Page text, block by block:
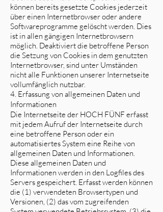
können bereits gesetzte Cookies jederzeit
über einen Internetbrowser oder andere
Softwareprogramme gelöscht werden. Dies
ist in allen gängigen Internetbrowsern
möglich. Deaktiviert die betroffene Person
die Setzung von Cookies in dem genutzten
Internetbrowser, sind unter Umständen
nicht alle Funktionen unserer Internetseite
vollumfänglich nutzbar.
4. Erfassung von allgemeinen Daten und
Informationen
Die Internetseite der HOCH FÜNF erfasst
mit jedem Aufruf der Internetseite durch
eine betroffene Person oder ein
automatisiertes System eine Reihe von
allgemeinen Daten und Informationen.
Diese allgemeinen Daten und
Informationen werden in den Logfiles des
Servers gespeichert. Erfasst werden können
die (1) verwendeten Browsertypen und
Versionen, (2) das vom zugreifenden